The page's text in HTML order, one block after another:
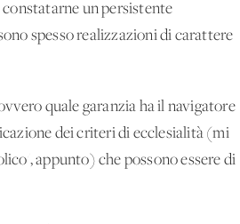
un persistente
spesso realizzazioni di carattere
quale garanzia ha il navigatore
dei criteri di ecclesialità (mi
appunto) che possono essere di